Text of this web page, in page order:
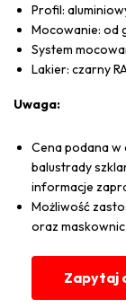
Profil:
Mocowanie: od
System
Lakier: czarny
Uwaga:
Cena podana w
balustrady
informacje
Możliwość
oraz
Zapytaj